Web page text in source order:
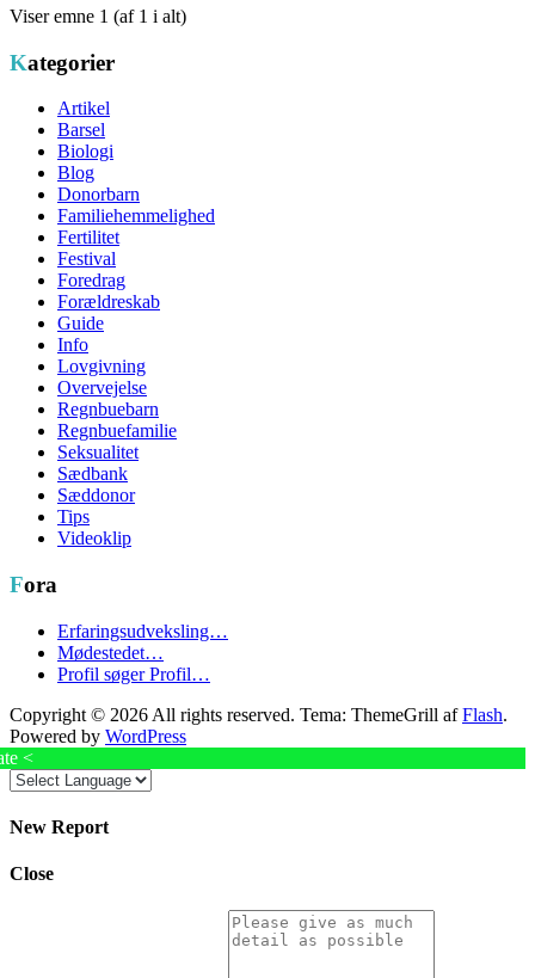
Viser emne 1 (af 1 i alt)
Kategorier
Artikel
Barsel
Biologi
Blog
Donorbarn
Familiehemmelighed
Fertilitet
Festival
Foredrag
Forældreskab
Guide
Info
Lovgivning
Overvejelse
Regnbuebarn
Regnbuefamilie
Seksualitet
Sædbank
Sæddonor
Tips
Videoklip
Fora
Erfaringsudveksling…
Mødestedet…
Profil søger Profil…
Copyright © 2026 All rights reserved. Tema: ThemeGrill afFlash.
Powered by WordPress
<
New Report
Close